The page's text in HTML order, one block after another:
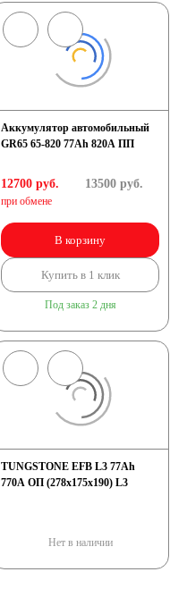
Аккумулятор автомобильный
GR65 65-820 77Ah 820A ПП
12700 руб.
при обмене
13500руб.
В корзину
Купить в 1 клик
Под заказ 2 дня
TUNGSTONE EFB L3 77Ah
770A ОП (278x175x190) L3
Нет в наличии